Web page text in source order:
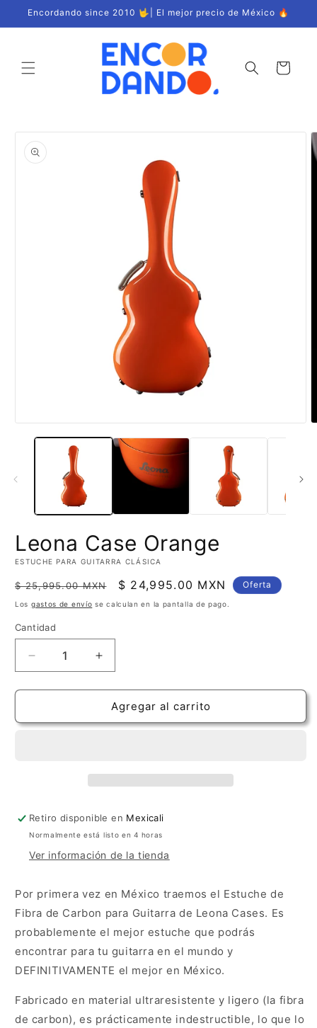
directamente
al contenido
Encordando since 2010 🤟| El mejor precio de México 🔥
Carrito
directamente
información
Abrir
elemento
una
Leona Case Orange
ESTUCHE PARA GUITARRA CLÁSICA
Precio
habitual
$ 25,995.00 MXN
Precio
de
$ 24,995.00 MXN Oferta
Los gastos de envío se calculan en la pantalla de pago.
Cantidad
Cantidad
Reducir
cantidad
para
Case
Aumentar
cantidad
para
Leona
Case
Agregar al carrito
Retiro disponible en Mexicali
Normalmente está listo en 4 horas
Ver información de la tienda
Por primera vez en México traemos el Estuche de
Fibra de Carbon para Guitarra de Leona Cases. Es
probablemente el mejor estuche que podrás
encontrar para tu guitarra en el mundo y
DEFINITIVAMENTE el mejor en México.
Fabricado en material ultraresistente y ligero (la fibra
de carbon), es prácticamente indestructible, lo que lo